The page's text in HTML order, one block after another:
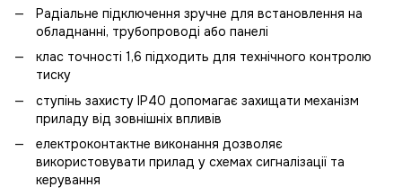
Радіальне підключення зручне для встановлення на
обладнанні, трубопроводі або панелі
клас точності 1,6 підходить для технічного контролю
тиску
ступінь захисту IP40 допомагає захищати механізм
приладу від зовнішніх впливів
електроконтактне виконання дозволяє
використовувати прилад у схемах сигналізації та
керування